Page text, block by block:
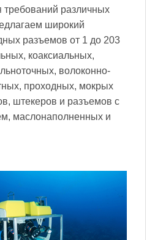
требований различных
широкий
разъемов от 1 до 203
коаксиальных,
волоконно-
проходных, мокрых
штекеров и разъемов с
маслонаполненных и